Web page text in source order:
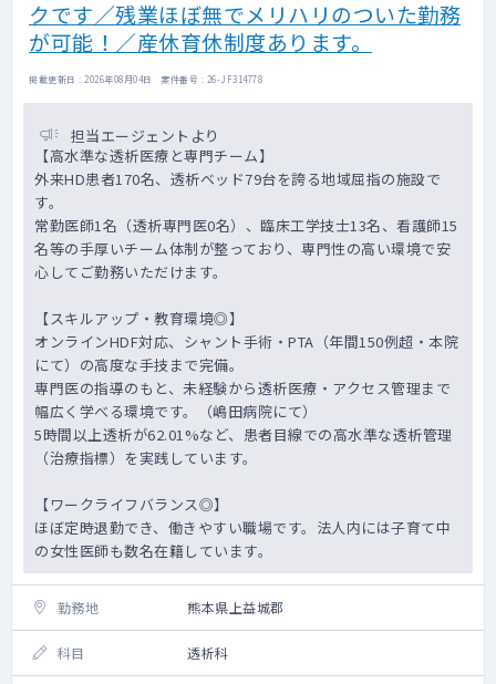
クです／残業ほぼ無でメリハリのついた勤務
が可能！／産休育休制度あります。
掲載更新日 : 2026年08月04日 案件番号 : 26-JF314778
担当エージェントより
【高水準な透析医療と専門チーム】
外来HD患者170名、透析ベッド79台を誇る地域屈指の施設で
す。
常勤医師1名（透析専門医0名）、臨床工学技士13名、看護師15
名等の手厚いチーム体制が整っており、専門性の高い環境で安
心してご勤務いただけます。
【スキルアップ・教育環境◎】
オンラインHDF対応、シャント手術・PTA（年間150例超・本院
にて）の高度な手技まで完備。
専門医の指導のもと、未経験から透析医療・アクセス管理まで
幅広く学べる環境です。（嶋田病院にて）
5時間以上透析が62.01%など、患者目線での高水準な透析管理
（治療指標）を実践しています。
【ワークライフバランス◎】
ほぼ定時退勤でき、働きやすい職場です。法人内には子育て中
の女性医師も数名在籍しています。
勤務地 熊本県上益城郡
科目 透析科